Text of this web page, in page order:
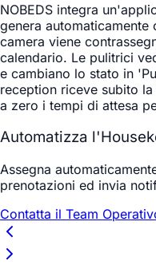
NOBEDS integra
genera
camera viene
calendario. Le pulitrici
e cambiano lo stato in
reception riceve subito
a zero i tempi di attesa
Automatizza
Assegna
prenotazioni ed invia
Contatta il Team